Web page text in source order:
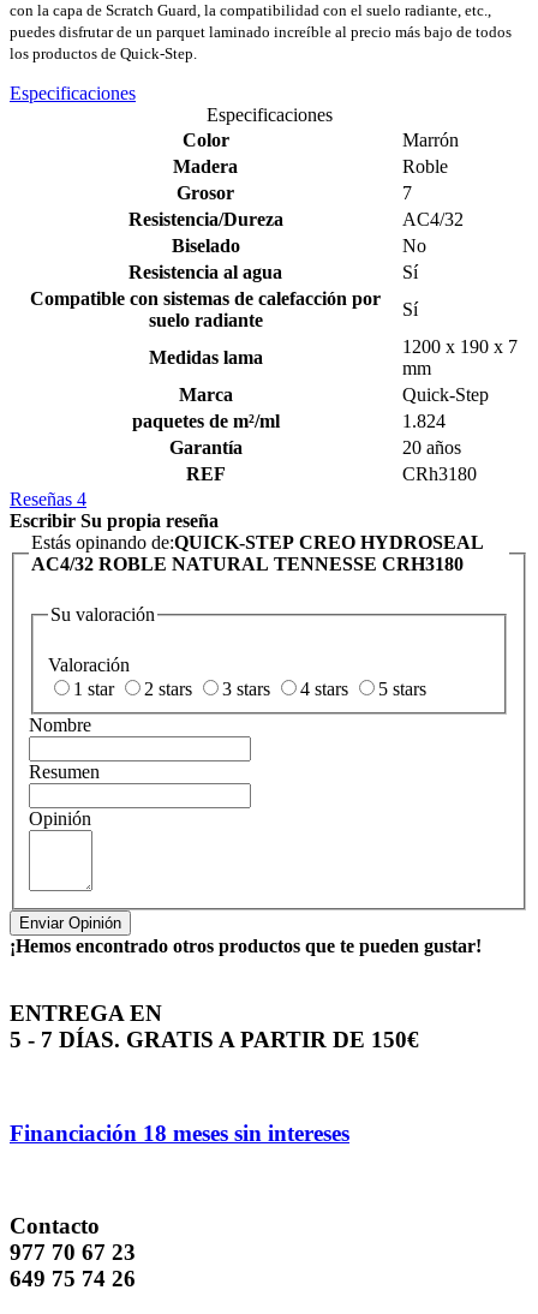
con la capa de Scratch Guard, la compatibilidad con el suelo radiante, etc.,
puedes disfrutar de un parquet laminado increíble al precio más bajo de todos
los productos de Quick-Step.
Especificaciones
Especificaciones
Color
Marrón
Madera
Roble
Grosor
7
Resistencia/Dureza
AC4/32
Biselado
No
Resistencia al agua
Sí
Compatible con sistemas de calefacción por
suelo radiante
Sí
Medidas lama
1200 x 190 x 7
mm
Marca
Quick-Step
paquetes de m²/ml
1.824
Garantía
20 años
REF
CRh3180
Reseñas 4
Escribir Su propia reseña
Estás opinando de:QUICK-STEP CREO HYDROSEAL
AC4/32 ROBLE NATURAL TENNESSE CRH3180
Su valoración
Valoración
1 star
2 stars 3 stars 4 stars
5 stars
Nombre
Resumen
Opinión
Enviar Opinión
¡Hemos encontrado otros productos que te pueden gustar!
ENTREGA EN
5 - 7 DÍAS. GRATIS A PARTIR DE 150€
Financiación 18 meses sin intereses
Contacto
977 70 67 23
649 75 74 26